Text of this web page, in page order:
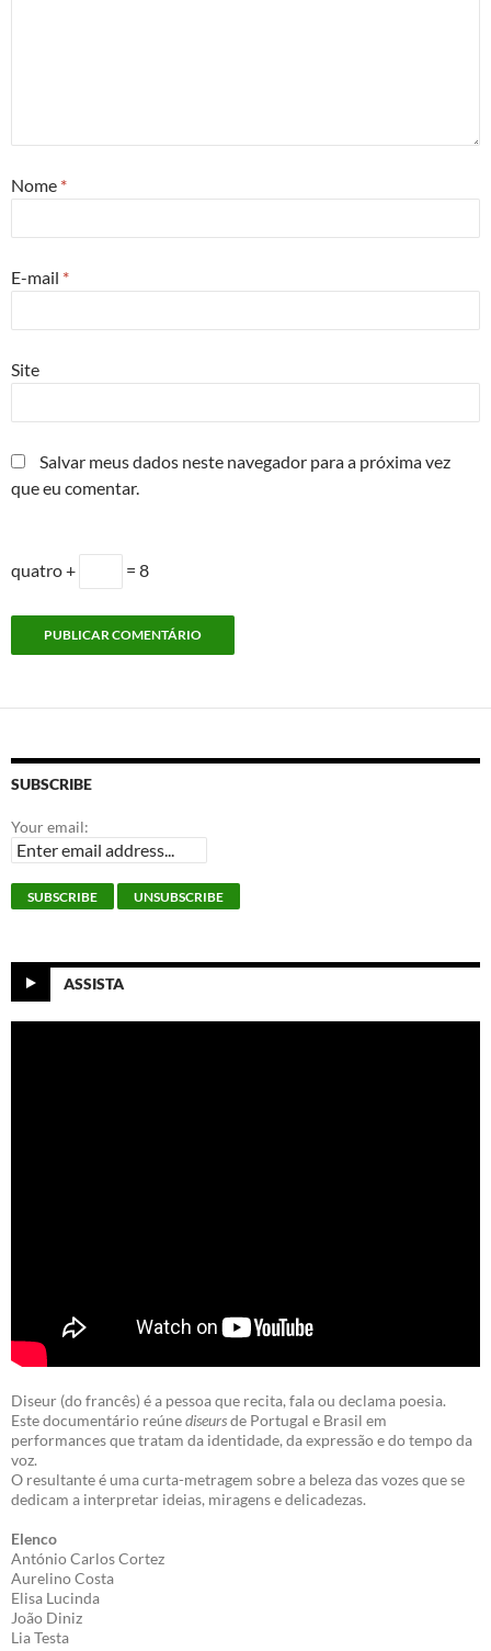
Nome *
E-mail *
Site
Salvar meus dados neste navegador para a próxima vez
que eu comentar.
quatro + = 8
SUBSCRIBE
Your email:
ASSISTA
Diseur (do francês) é a pessoa que recita, fala ou declama poesia.
Este documentário reúnediseursde Portugal e Brasil em
performances que tratam da identidade, da expressão e do tempo da
voz.
O resultante é uma curta-metragem sobre a beleza das vozes que se
dedicam a interpretar ideias, miragens e delicadezas.
Elenco
António Carlos Cortez
Aurelino Costa
Elisa Lucinda
João Diniz
Lia Testa